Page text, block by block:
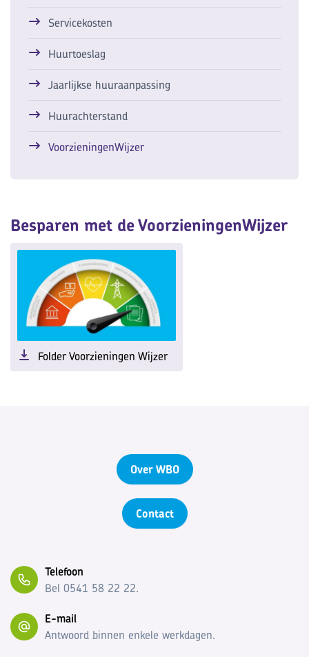
Servicekosten
Huurtoeslag
Jaarlijkse huuraanpassing
Huurachterstand
VoorzieningenWijzer
Besparen met de VoorzieningenWijzer
Folder Voorzieningen Wijzer
Over WBO
Contact
Telefoon
Bel 0541 58 22 22.
E-mail
Antwoord binnen enkele werkdagen.